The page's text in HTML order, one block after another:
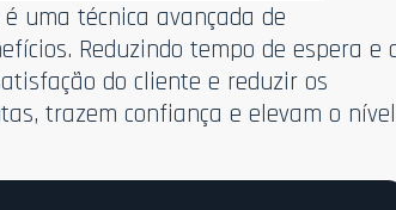
uma técnica avançada de
Reduzindo tempo de espera e
do cliente e reduzir os
trazem confiança e elevam o nível